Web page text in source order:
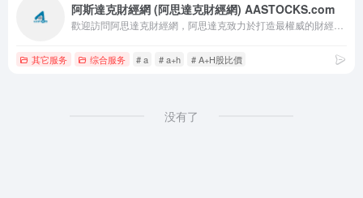
阿斯達克財經網 (阿思達克財經網) AASTOCKS.com
其它服务 综合服务 # a # a+h # A+H股比價
没有了